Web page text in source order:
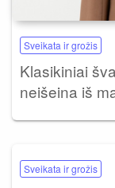
Sveikata ir grožis
Klasikiniai
neišeina iš
Sveikata ir grožis